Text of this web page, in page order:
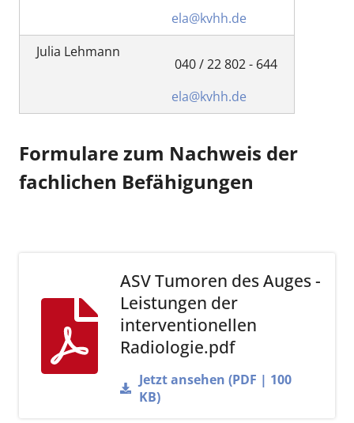
ela@kvhh.de
Julia Lehmann
040 / 22 802 - 644
ela@kvhh.de
Formulare zum Nachweis der
fachlichen Befähigungen
ASV Tumoren des Auges -
Leistungen der
interventionellen
Radiologie.pdf
Jetzt ansehen (PDF | 100
KB)